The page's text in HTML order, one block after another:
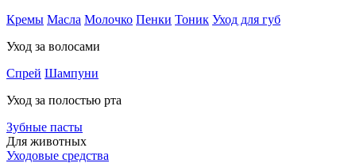
Кремы Масла Молочко Пенки Тоник Уход для губ
Уход за волосами
Спрей Шампуни
Уход за полостью рта
Зубные пасты
Для животных
Уходовые средства